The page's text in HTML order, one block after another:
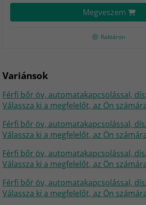
Megveszem
Raktáron
Variánsok
Férfi bőr öv, automatakapcsolással,
Válassza ki a megfelelőt, az Ön
Férfi bőr öv, automatakapcsolással,
Válassza ki a megfelelőt, az Ön
Férfi bőr öv, automatakapcsolással,
Válassza ki a megfelelőt, az Ön
Férfi bőr öv, automatakapcsolással,
Válassza ki a megfelelőt, az Ön